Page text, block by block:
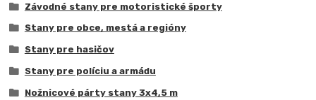
Závodné stany pre motoristické športy
Stany pre obce, mestá a regióny
Stany pre hasičov
Stany pre políciu a armádu
Nožnicové párty stany 3x4,5 m